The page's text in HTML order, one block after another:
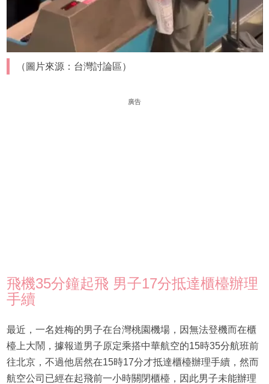
（圖片來源：台灣討論區）
廣告
飛機35分鐘起飛 男子17分抵達櫃檯辦理
手續
最近，一名姓梅的男子在台灣桃園機場，因無法登機而在櫃
檯上大鬧，據報道男子原定乘搭中華航空的15時35分航班前
往北京，不過他居然在15時17分才抵達櫃檯辦理手續，然而
航空公司已經在起飛前一小時關閉櫃檯，因此男子未能辦理